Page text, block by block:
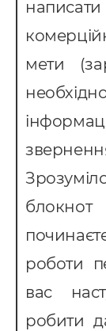
мети
роботи
вас
робити